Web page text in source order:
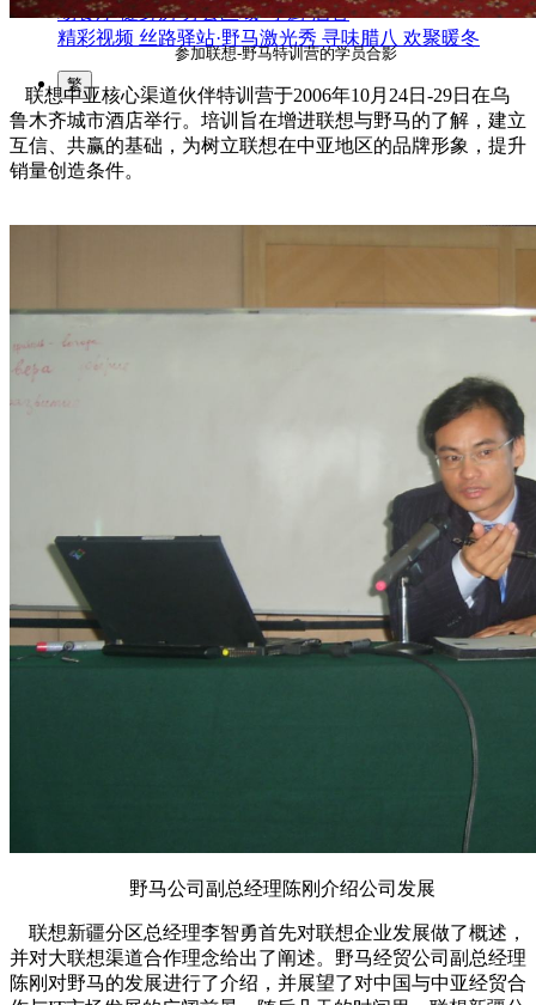
场餐厅 健身房 办公区域 小厨 酒窖
精彩视频 丝路驿站·野马激光秀 寻味腊八 欢聚暖冬
繁
参加联想-野马特训营的学员合影
联想中亚核心渠道伙伴特训营于2006年10月24日-29日在乌
鲁木齐城市酒店举行。培训旨在增进联想与野马的了解，建立
互信、共赢的基础，为树立联想在中亚地区的品牌形象，提升
销量创造条件。
野马公司副总经理陈刚介绍公司发展
联想新疆分区总经理李智勇首先对联想企业发展做了概述，
并对大联想渠道合作理念给出了阐述。野马经贸公司副总经理
陈刚对野马的发展进行了介绍，并展望了对中国与中亚经贸合